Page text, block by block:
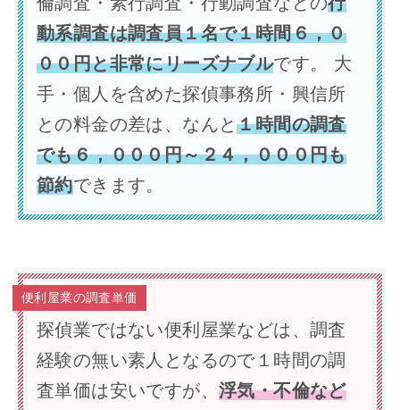
動系調査は調査員１名で１時間６，０
００円と非常にリーズナブルです。 大
手・個人を含めた探偵事務所・興信所
との料金の差は、なんと１時間の調査
でも６，０００円～２４，０００円も
節約できます。
便利屋業の調査単価
探偵業ではない便利屋業などは、調査
経験の無い素人となるので１時間の調
査単価は安いですが、 浮気・不倫など